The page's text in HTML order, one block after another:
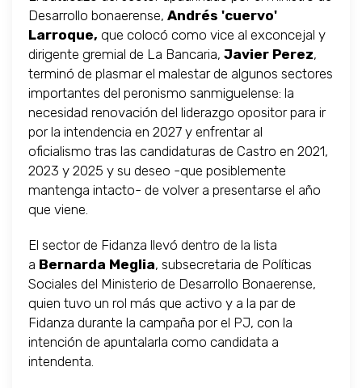
Desarrollo bonaerense, Andrés 'cuervo'
Larroque, que colocó como vice al exconcejal y
dirigente gremial de La Bancaria, Javier Perez,
terminó de plasmar el malestar de algunos sectores
importantes del peronismo sanmiguelense: la
necesidad renovación del liderazgo opositor para ir
por la intendencia en 2027 y enfrentar al
oficialismo tras las candidaturas de Castro en 2021,
2023 y 2025 y su deseo -que posiblemente
mantenga intacto- de volver a presentarse el año
que viene.
El sector de Fidanza llevó dentro de la lista
a Bernarda Meglia, subsecretaria de Políticas
Sociales del Ministerio de Desarrollo Bonaerense,
quien tuvo un rol más que activo y a la par de
Fidanza durante la campaña por el PJ, con la
intención de apuntalarla como candidata a
intendenta.